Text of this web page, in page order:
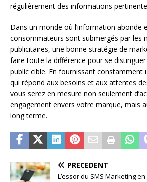
régulièrement des informations
Dans un monde où l’information abonde
consommateurs sont submergés par les
publicitaires, une bonne stratégie de
faire toute la différence pour se
public cible. En fournissant constamment
qui répond aux besoins et aux attentes
vous serez en mesure non seulement
engagement envers votre marque, mais
long terme.
PRÉCÉDENT
L’essor du SMS Marketing